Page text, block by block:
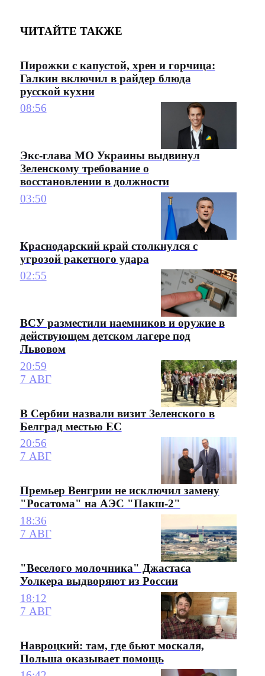
ЧИТАЙТЕ ТАКЖЕ
Пирожки с капустой, хрен и горчица:
Галкин включил в райдер блюда
русской кухни
08:56
Экс-глава МО Украины выдвинул
Зеленскому требование о
восстановлении в должности
03:50
Краснодарский край столкнулся с
угрозой ракетного удара
02:55
ВСУ разместили наемников и оружие в
действующем детском лагере под
Львовом
20:59
7 АВГ
В Сербии назвали визит Зеленского в
Белград местью ЕС
20:56
7 АВГ
Премьер Венгрии не исключил замену
"Росатома" на АЭС "Пакш-2"
18:36
7 АВГ
"Веселого молочника" Джастаса
Уолкера выдворяют из России
18:12
7 АВГ
Навроцкий: там, где бьют москаля,
Польша оказывает помощь